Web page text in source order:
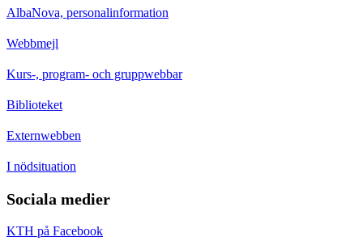
AlbaNova, personalinformation
Webbmejl
Kurs-, program- och gruppwebbar
Biblioteket
Externwebben
I nödsituation
Sociala medier
KTH på Facebook